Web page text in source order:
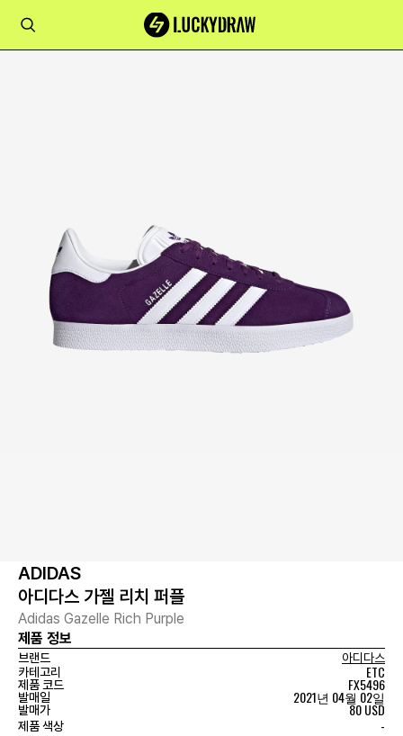
ADIDAS
아디다스 가젤 리치 퍼플
Adidas Gazelle Rich Purple
제품 정보
브랜드
아디다스
카테고리
ETC
제품 코드 FX5496
발매일 2021년 04월 02일
발매가 80 USD
제품 색상 -